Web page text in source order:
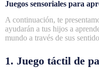
Juegos sensoriales para
A continuación, te
ayudarán a tus hijos a
mundo a través de sus
1. Juego táctil de